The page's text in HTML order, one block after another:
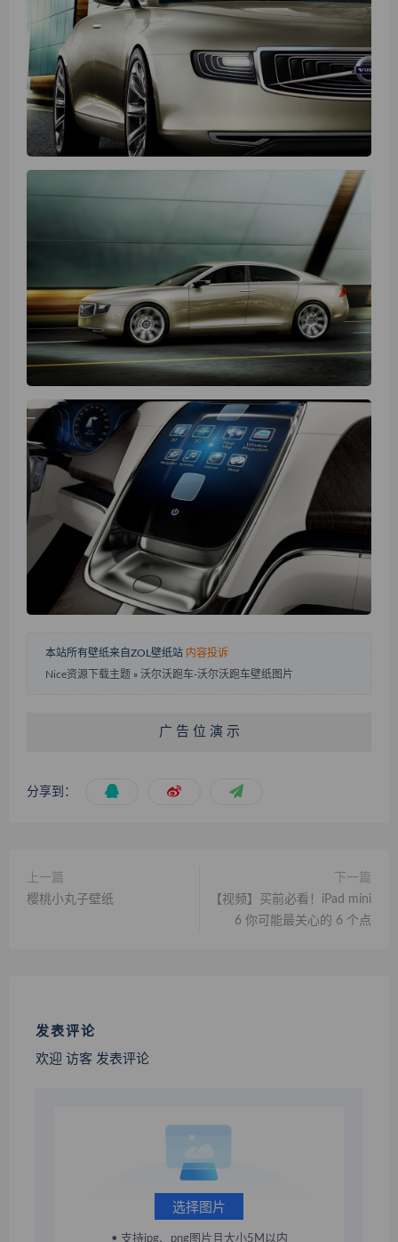
本站所有壁纸来自ZOL壁纸站 内容投诉
Nice资源下载主题 » 沃尔沃跑车-沃尔沃跑车壁纸图片
广 告 位 演 示
分享到：
上一篇
樱桃小丸子壁纸
下一篇
【视频】买前必看！iPad mini
6 你可能最关心的 6 个点
发表评论
欢迎 访客 发表评论
选择图片
• 支持jpg、png图片且大小5M以内